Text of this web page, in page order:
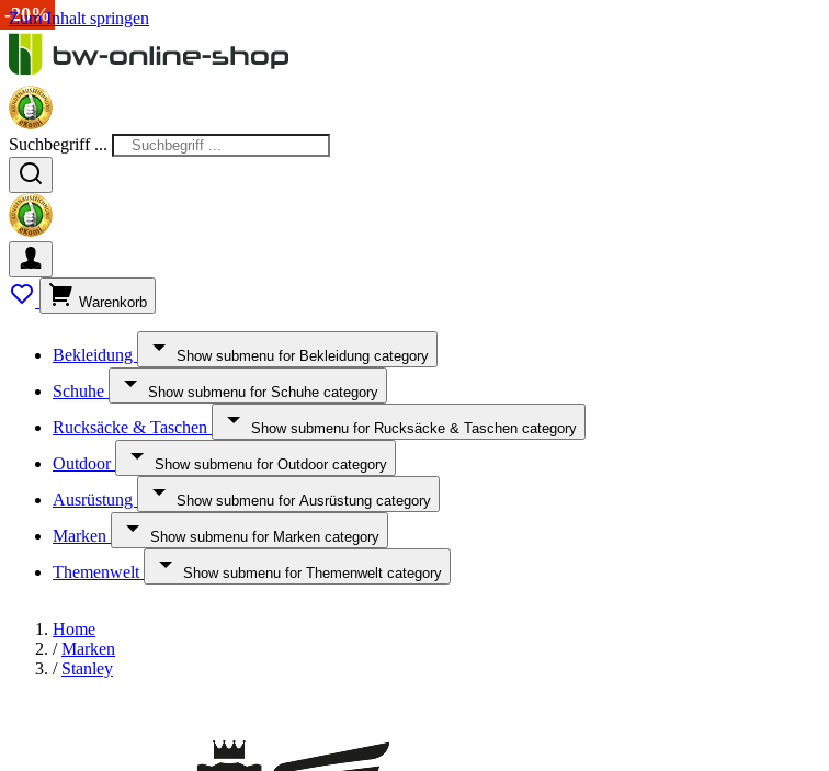
Zum Inhalt springen
Suchbegriff ...
Warenkorb
Bekleidung Show submenu for Bekleidung category
Schuhe Show submenu for Schuhe category
Rucksäcke & Taschen Show submenu for Rucksäcke & Taschen category
Outdoor Show submenu for Outdoor category
Ausrüstung Show submenu for Ausrüstung category
Marken Show submenu for Marken category
Themenwelt Show submenu for Themenwelt category
Home
/ Marken
/ Stanley
-20%
-20%